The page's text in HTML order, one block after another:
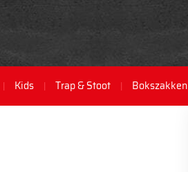
Kids Trap & Stoot Bokszakken